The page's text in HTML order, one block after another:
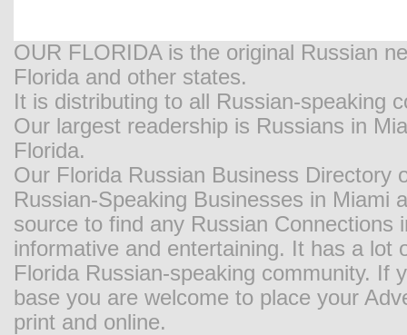
OUR FLORIDA is the original Russian
Florida and other states.
It is distributing to all Russian-speaking
Our largest readership is Russians in
Florida.
Our Florida Russian Business Directory
Russian-Speaking Businesses in Miami
source to find any Russian
informative and entertaining. It has a
Florida Russian-speaking community. If
base you are welcome to place your
print and online.